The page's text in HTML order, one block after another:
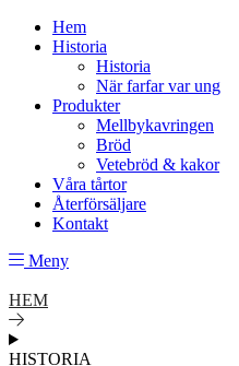
Hem
Historia
Historia
När farfar var ung
Produkter
Mellbykavringen
Bröd
Vetebröd & kakor
Våra tårtor
Återförsäljare
Kontakt
Meny
HEM
HISTORIA